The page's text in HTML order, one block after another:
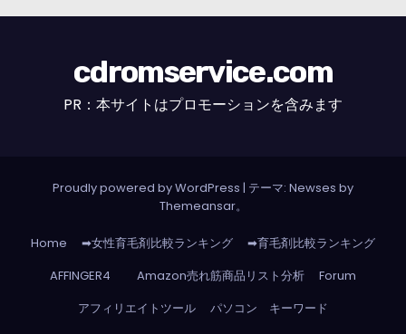
cdromservice.com
PR：本サイトはプロモーションを含みます
Proudly powered by WordPress | テーマ: Newses by
Themeansar。
Home ➡女性育毛剤比較ランキング
➡育毛剤比較ランキング
AFFINGER4
Amazon売れ筋商品リスト分析
Forum
アフィリエイトツール
パソコン キーワード